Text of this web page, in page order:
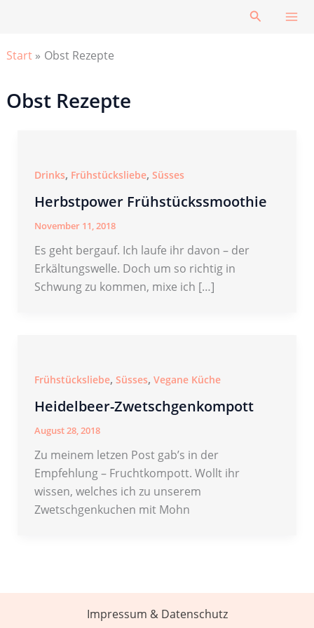
Suchen
Start Obst Rezepte
Obst Rezepte
Drinks, Frühstücksliebe, Süsses
Herbstpower Frühstückssmoothie
November 11, 2018
Es geht bergauf. Ich laufe ihr davon – der
Erkältungswelle. Doch um so richtig in
Schwung zu kommen, mixe ich […]
Frühstücksliebe, Süsses, Vegane Küche
Heidelbeer-Zwetschgenkompott
August 28, 2018
Zu meinem letzen Post gab’s in der
Empfehlung – Fruchtkompott. Wollt ihr
wissen, welches ich zu unserem
Zwetschgenkuchen mit Mohn
Impressum & Datenschutz